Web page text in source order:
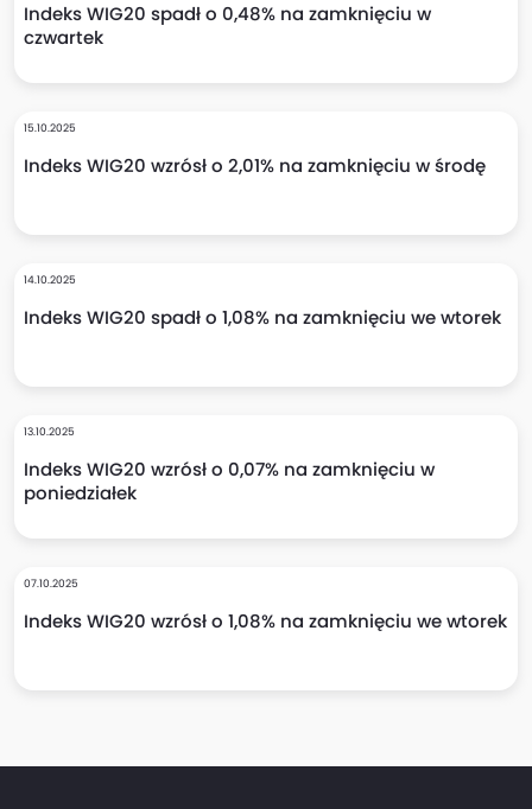
Indeks WIG20 spadł o 0,48% na zamknięciu w
czwartek
15.10.2025
Indeks WIG20 wzrósł o 2,01% na zamknięciu w środę
14.10.2025
Indeks WIG20 spadł o 1,08% na zamknięciu we wtorek
13.10.2025
Indeks WIG20 wzrósł o 0,07% na zamknięciu w
poniedziałek
07.10.2025
Indeks WIG20 wzrósł o 1,08% na zamknięciu we wtorek